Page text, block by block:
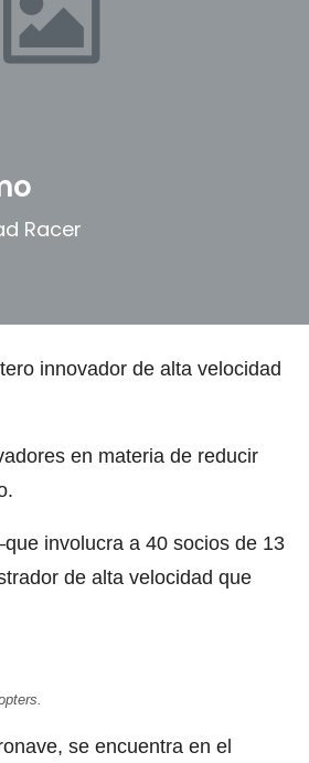
Racer
innovador de alta velocidad
en materia de reducir
involucra a 40 socios de 13
de alta velocidad que
se encuentra en el